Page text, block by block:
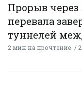
Прорыв через
перевала
туннелей
2 мин на прочтение